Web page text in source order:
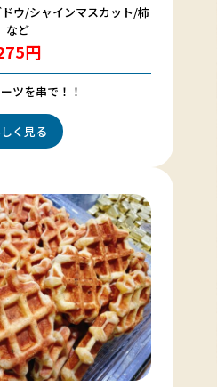
ウ/シャインマスカット/柿
など
円
ツを串で！！
く見る